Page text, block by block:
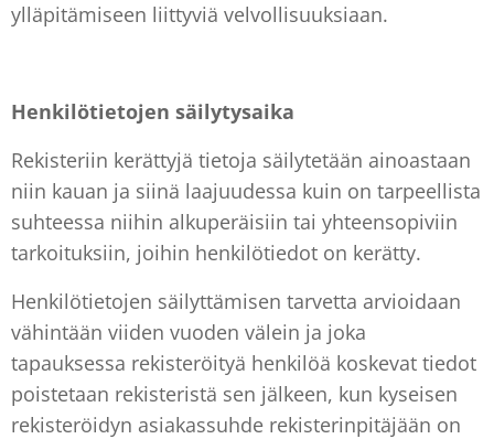
ylläpitämiseen liittyviä velvollisuuksiaan.
Henkilötietojen säilytysaika
Rekisteriin kerättyjä tietoja säilytetään ainoastaan
niin kauan ja siinä laajuudessa kuin on tarpeellista
suhteessa niihin alkuperäisiin tai yhteensopiviin
tarkoituksiin, joihin henkilötiedot on kerätty.
Henkilötietojen säilyttämisen tarvetta arvioidaan
vähintään viiden vuoden välein ja joka
tapauksessa rekisteröityä henkilöä koskevat tiedot
poistetaan rekisteristä sen jälkeen, kun kyseisen
rekisteröidyn asiakassuhde rekisterinpitäjään on